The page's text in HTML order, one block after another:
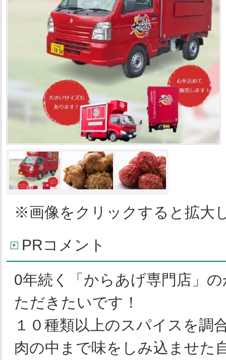
※画像をクリックすると拡大
PRコメント
0年続く「からあげ専門店」
ただきたいです！
１０種類以上のスパイスを調
肉の中まで味をしみ込ませた